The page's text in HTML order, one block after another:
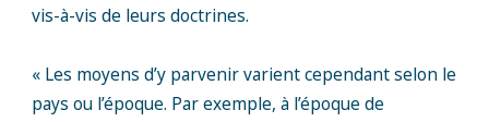
vis-à-vis de leurs doctrines.
« Les moyens d’y parvenir varient cependant selon le
pays ou l’époque. Par exemple, à l’époque de